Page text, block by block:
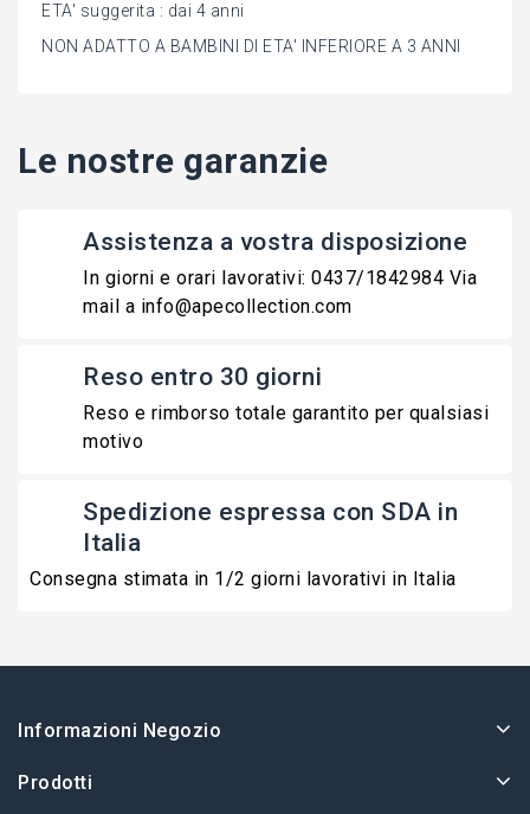
ETA' suggerita : dai 4 anni
NON ADATTO A BAMBINI DI ETA' INFERIORE A 3 ANNI
Le nostre garanzie
Assistenza a vostra disposizione
In giorni e orari lavorativi: 0437/1842984 Via
mail a info@apecollection.com
Reso entro 30 giorni
Reso e rimborso totale garantito per qualsiasi
motivo
Spedizione espressa con SDA in
Italia
Consegna stimata in 1/2 giorni lavorativi in Italia
Informazioni Negozio
Prodotti